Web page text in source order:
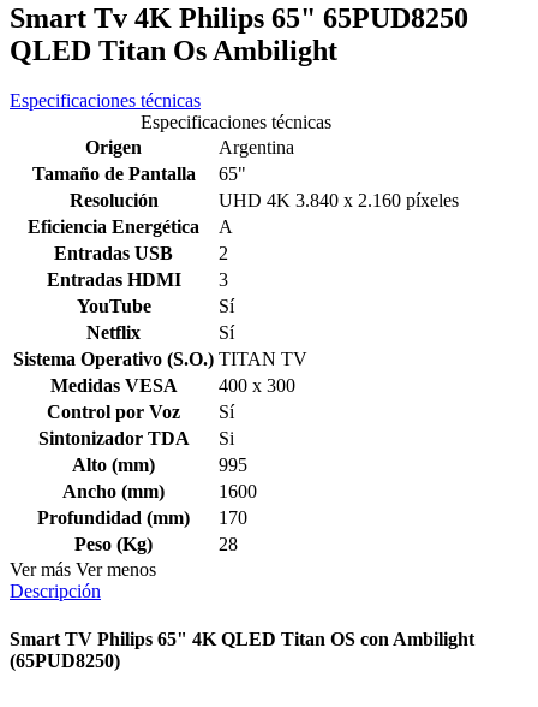
Smart Tv 4K Philips 65" 65PUD8250
QLED Titan Os Ambilight
Especificaciones técnicas
Especificaciones técnicas
Origen
Argentina
Tamaño de Pantalla
65"
Resolución
UHD 4K 3.840 x 2.160 píxeles
Eficiencia Energética
A
Entradas USB
2
Entradas HDMI
3
YouTube
Sí
Netflix
Sí
Sistema Operativo (S.O.) TITAN TV
Medidas VESA
400 x 300
Control por Voz
Sí
Sintonizador TDA
Si
Alto (mm)
995
Ancho (mm)
1600
Profundidad (mm)
170
Peso (Kg)
28
Ver más Ver menos
Descripción
Smart TV Philips 65" 4K QLED Titan OS con Ambilight
(65PUD8250)